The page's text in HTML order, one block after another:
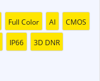
Full Color AI CMOS
IP66 3D DNR